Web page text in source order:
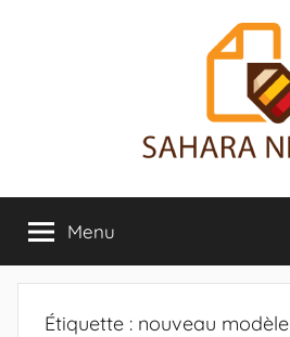
Sahara
News
sur
le
Sahara
révélée
Menu
Étiquette : nouveau modèle